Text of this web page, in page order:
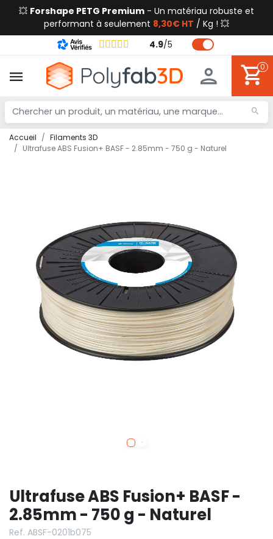
💥 Forshape PETG Premium - Un matériau robuste et
performant à seulement 8,30€ HT / Kg ! 💥
4.9/5
0
Accueil
Filaments 3D
Ultrafuse ABS Fusion+ BASF - 2.85mm - 750 g - Naturel
Ultrafuse ABS Fusion+ BASF -
2.85mm - 750 g - Naturel
Ref. ABSF-0201b075